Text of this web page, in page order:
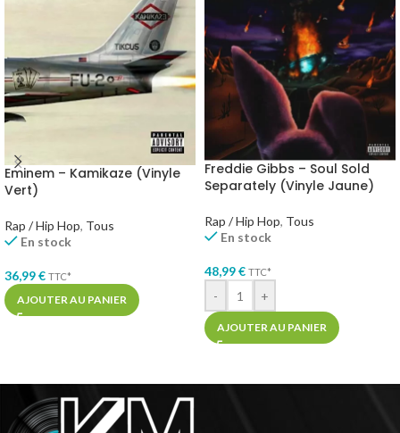
Eminem – Kamikaze (Vinyle
Vert)
Rap / Hip Hop, Tous
En stock
36,99€ TTC*
AJOUTER AU PANIER
Freddie Gibbs – Soul Sold
Separately (Vinyle Jaune)
Rap / Hip Hop, Tous
En stock
48,99€ TTC*
- +
AJOUTER AU PANIER